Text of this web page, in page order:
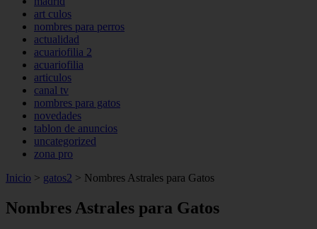
art culos
nombres para perros
actualidad
acuariofilia 2
acuariofilia
articulos
canal tv
nombres para gatos
novedades
tablon de anuncios
uncategorized
zona pro
Inicio > gatos2 > Nombres Astrales para Gatos
Nombres Astrales para Gatos